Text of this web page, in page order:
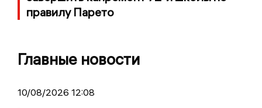
правилу Парето
Главные новости
10/08/2026 12:08